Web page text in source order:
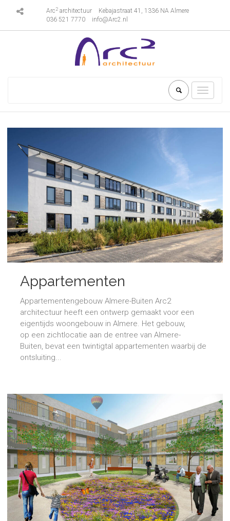
Arc 2architectuur
Kebajastraat 41, 1336 NA Almere
036 521 7770
info@Arc2.nl
Toggle
Appartementen
Appartementengebouw Almere-Buiten Arc2
architectuur heeft een ontwerp gemaakt voor een
eigentijds woongebouw in Almere. Het gebouw,
op een zichtlocatie aan de entree van Almere-
Buiten, bevat een twintigtal appartementen waarbij de
ontsluiting...